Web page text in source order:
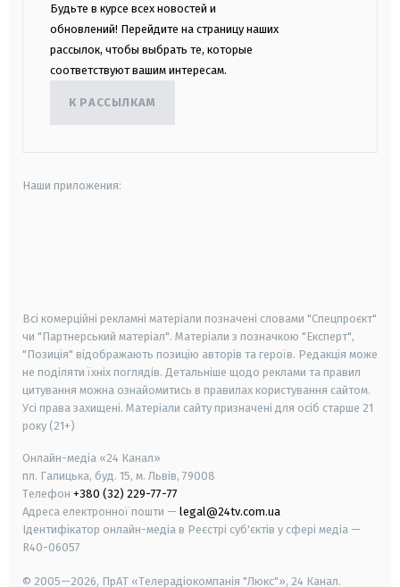
Будьте в курсе всех новостей и
обновлений! Перейдите на страницу наших
рассылок, чтобы выбрать те, которые
соответствуют вашим интересам.
К РАССЫЛКАМ
Наши приложения:
Всі комерційні рекламні матеріали позначені словами "Спецпроєкт"
чи "Партнерський матеріал". Матеріали з позначкою "Експерт",
"Позиція" відображають позицію авторів та героїв. Редакція може
не поділяти їхніх поглядів. Детальніше щодо реклами та правил
цитування можна ознайомитись в правилах користування сайтом.
Усі права захищені. Матеріали сайту призначені для осіб старше 21
року (21+)
Онлайн-медіа «24 Канал»
пл. Галицька, буд. 15, м. Львів, 79008
Телефон +380 (32) 229-77-77
Адреса електронної пошти — legal@24tv.com.ua
Ідентифікатор онлайн-медіа в Реєстрі суб'єктів у сфері медіа —
R40-06057
© 2005—2026, ПрАТ «Телерадіокомпанія "Люкс"», 24 Канал.